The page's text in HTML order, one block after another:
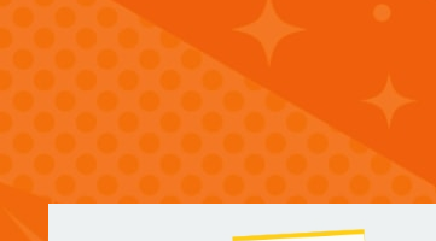
2025年10月 (12)
2025年8月 (13)